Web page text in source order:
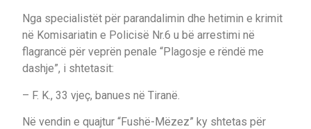
Nga specialistët për parandalimin dhe hetimin e krimit
në Komisariatin e Policisë Nr.6 u bë arrestimi në
flagrancë për veprën penale “Plagosje e rëndë me
dashje”, i shtetasit:
– F. K., 33 vjeç, banues në Tiranë.
Në vendin e quajtur “Fushë-Mëzez” ky shtetas për